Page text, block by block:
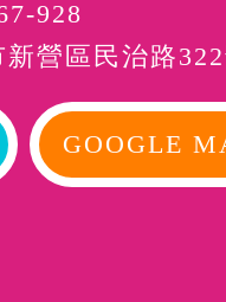
928
營區民治路
GOOGLE